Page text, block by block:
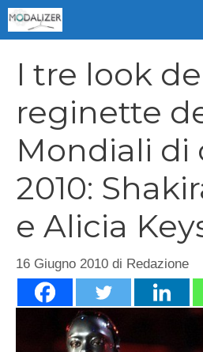
Vai
al
I tre look
reginette
Mondiali di
2010:
e Alicia
16 Giugno 2010 di Redazione